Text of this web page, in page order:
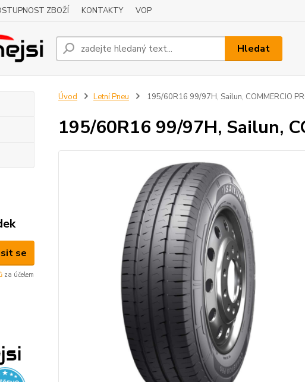
ZBOŽÍ KONTAKTY VOP
Hledat
se
za účelem
Úvod Letní Pneu 195/60R16 99/97H, Sailun, COMMERCIO
195/60R16 99/97H, Sailun,